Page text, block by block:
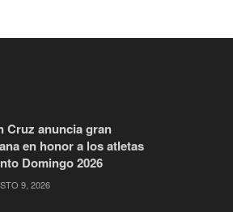
Cruz anuncia gran
en honor a los atletas
Domingo 2026
9, 2026